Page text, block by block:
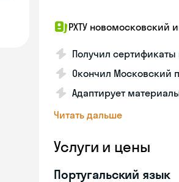
РХТУ новомосковский
Получил
Окончил Московский
Адаптирует
Читать дальше
Услуги и цены
Португальский язык